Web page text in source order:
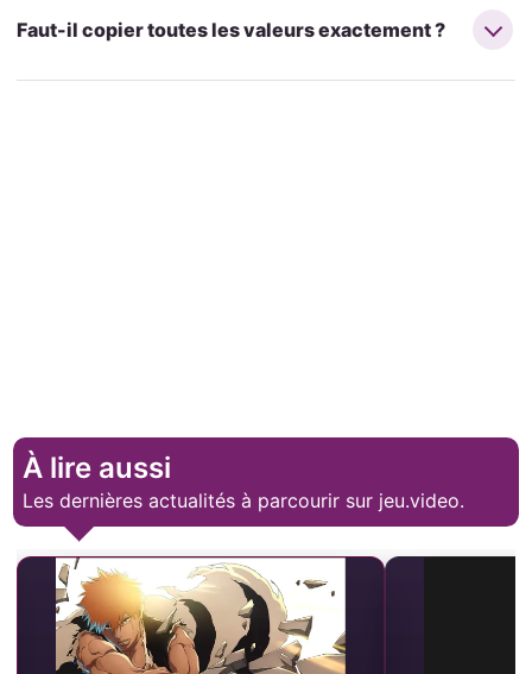
Faut-il copier toutes les valeurs exactement ?
À lire aussi
Les dernières actualités à parcourir sur jeu.video.